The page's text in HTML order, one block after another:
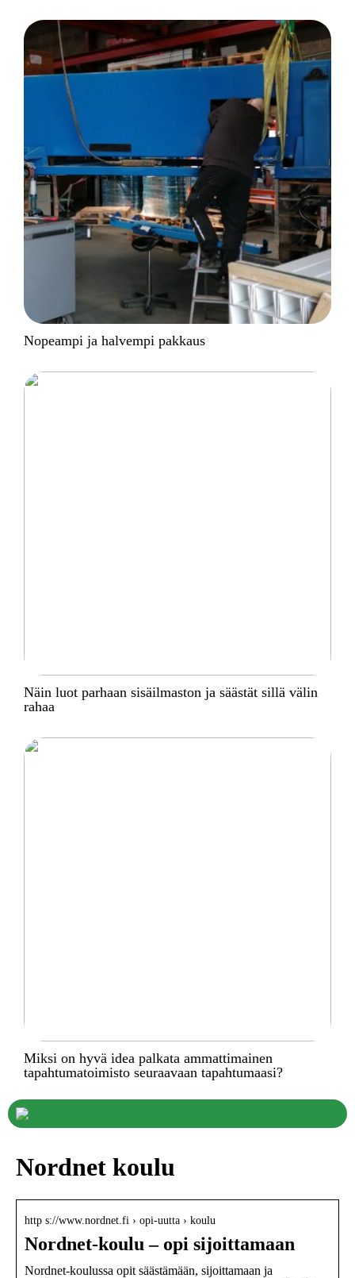
Nopeampi ja halvempi pakkaus
Näin luot parhaan sisäilmaston ja säästät sillä välin
rahaa
Miksi on hyvä idea palkata ammattimainen
tapahtumatoimisto seuraavaan tapahtumaasi?
Nordnet koulu
http s://www.nordnet.fi › opi-uutta › koulu
Nordnet-koulu – opi sijoittamaan
Nordnet-koulussa opit säästämään, sijoittamaan ja